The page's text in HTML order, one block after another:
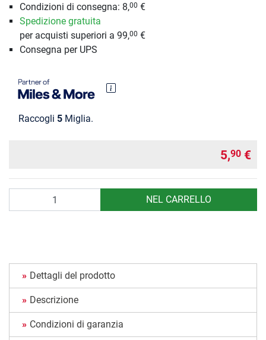
Condizioni di consegna: 8,00 €
Spedizione gratuita
per acquisti superiori a 99,00 €
Consegna per UPS
Raccogli 5 Miglia.
5,90 €
NEL CARRELLO
Dettagli del prodotto
Descrizione
Condizioni di garanzia